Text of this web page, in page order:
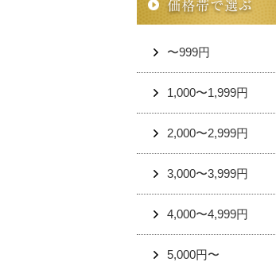
〜999円
1,000〜1,999円
2,000〜2,999円
3,000〜3,999円
4,000〜4,999円
5,000円〜